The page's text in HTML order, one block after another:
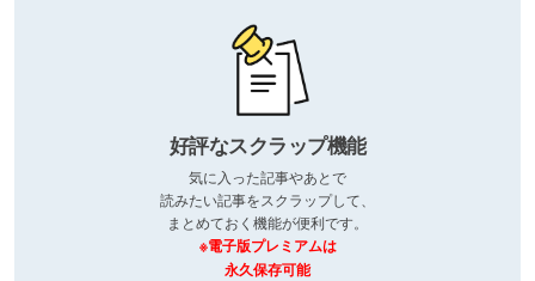
好評なスクラップ機能
気に入った記事やあとで
読みたい記事をスクラップして、
まとめておく機能が便利です。
※電子版プレミアムは
永久保存可能